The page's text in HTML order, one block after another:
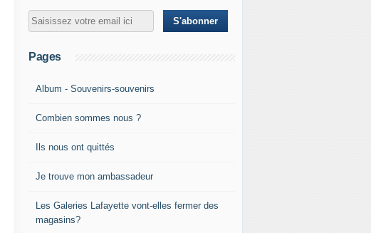
Pages
Album - Souvenirs-souvenirs
Combien sommes nous ?
Ils nous ont quittés
Je trouve mon ambassadeur
Les Galeries Lafayette vont-elles fermer des
magasins?